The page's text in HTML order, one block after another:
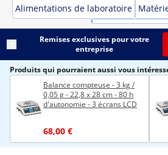
Alimentations de laboratoire
Remises exclusives pour votre
entreprise
Produits qui pourraient aussi vous
Balance compteuse - 3 kg /
0,05 g - 22,8 x 28 cm - 80 h
d'autonomie - 3 écrans LCD
68,00 €